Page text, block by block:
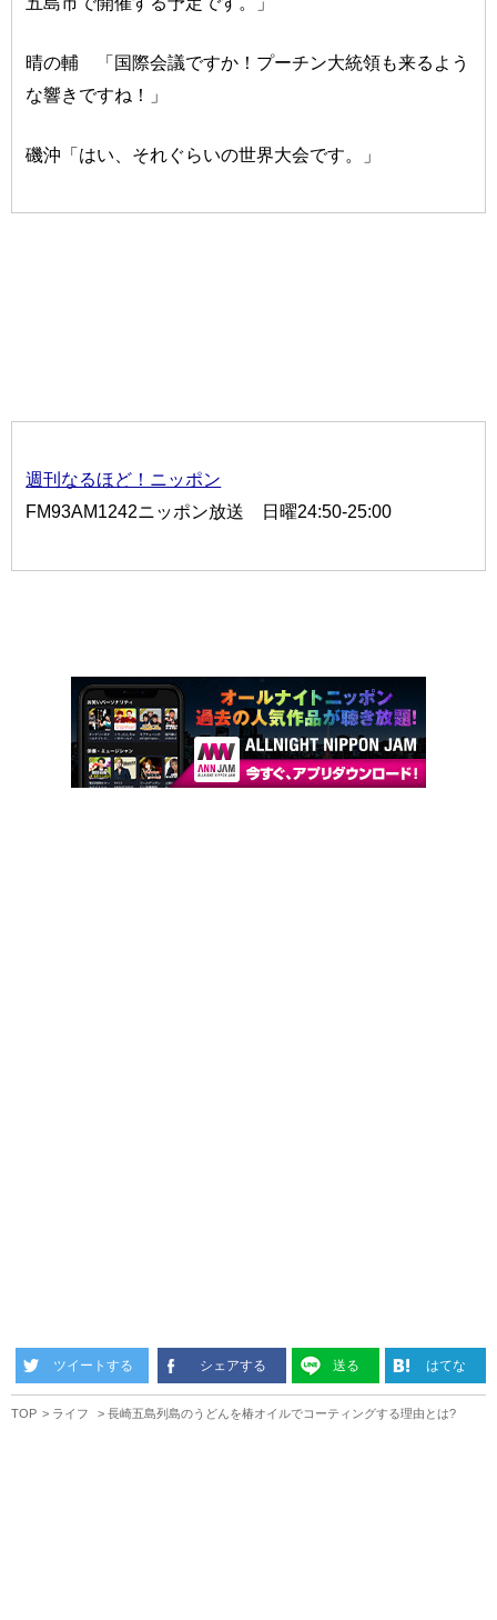
晴の輔 「国際会議ですか！プーチン大統領も来るよう
な響きですね！」
磯沖「はい、それぐらいの世界大会です。」
週刊なるほど！ニッポン
FM93AM1242ニッポン放送 日曜24:50-25:00
ツイートする シェアする 送る はてな
TOP ライフ 長崎五島列島のうどんを椿オイルでコーティングする理由とは?